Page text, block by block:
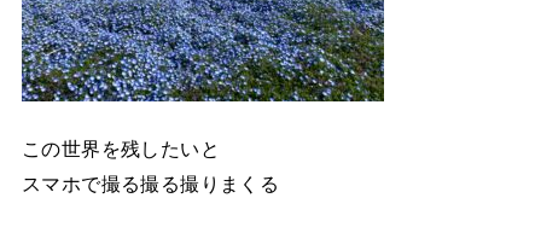
この世界を残したいと
スマホで撮る撮る撮りまくる